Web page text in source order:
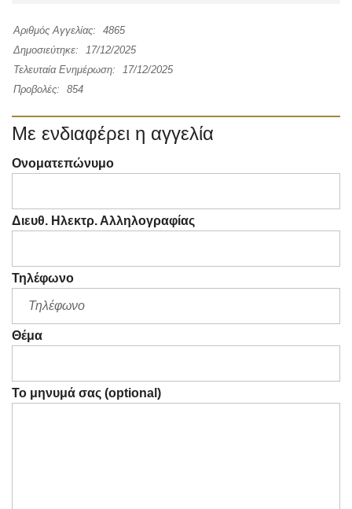
Αριθμός Αγγελίας:
4865
Δημοσιεύτηκε:
17/12/2025
Τελευταία Ενημέρωση:
17/12/2025
Προβολές:
854
Με ενδιαφέρει η αγγελία
Ονοματεπώνυμο
Διευθ. Ηλεκτρ. Αλληλογραφίας
Τηλέφωνο
Θέμα
Το μηνυμά σας (optional)